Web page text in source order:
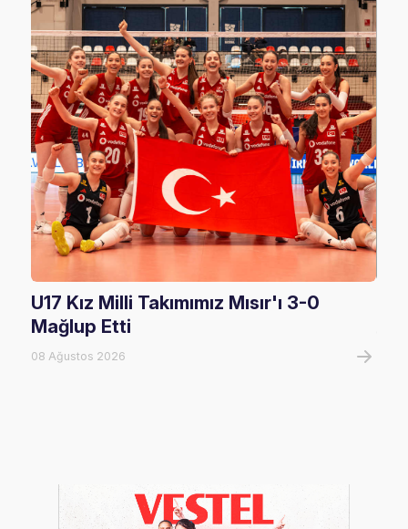
U17 Kız Milli Takımımız Mısır'ı 3-0
Mağlup Etti
08 Ağustos 2026